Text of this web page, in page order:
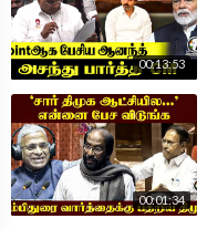
00:13:53
00:01:34